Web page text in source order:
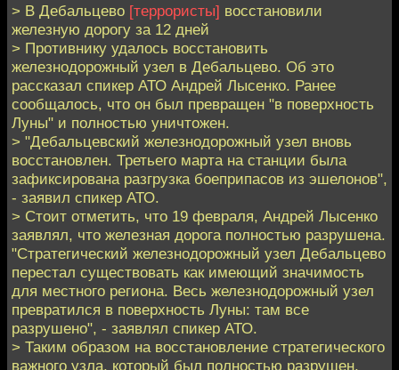
> В Дебальцево [террористы] восстановили
железную дорогу за 12 дней
> Противнику удалось восстановить
железнодорожный узел в Дебальцево. Об это
рассказал спикер АТО Андрей Лысенко. Ранее
сообщалось, что он был превращен "в поверхность
Луны" и полностью уничтожен.
> "Дебальцевский железнодорожный узел вновь
восстановлен. Третьего марта на станции была
зафиксирована разгрузка боеприпасов из эшелонов",
- заявил спикер АТО.
> Стоит отметить, что 19 февраля, Андрей Лысенко
заявлял, что железная дорога полностью разрушена.
"Стратегический железнодорожный узел Дебальцево
перестал существовать как имеющий значимость
для местного региона. Весь железнодорожный узел
превратился в поверхность Луны: там все
разрушено", - заявлял спикер АТО.
> Таким образом на восстановление стратегического
важного узла, который был полностью разрушен,